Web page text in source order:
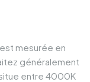
mesurée en
généralement
entre 4000K